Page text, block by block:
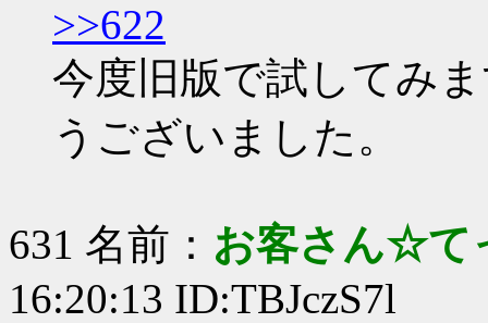
>>622
今度旧版で試してみ
うございました。
631 名前： お客さん☆て
16:20:13 ID:TBJczS7l